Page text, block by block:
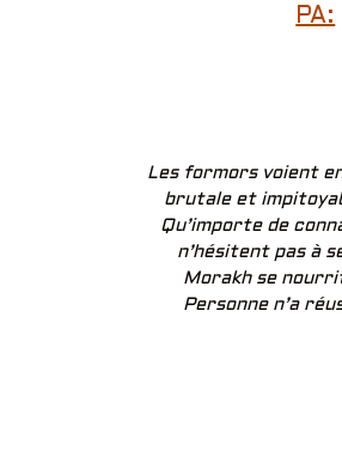
PA:
Les formors voient
brutale et
Qu’importe de
n’hésitent pas à
Morakh se
Personne n’a